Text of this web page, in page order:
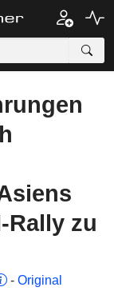
Rally zu
- Original